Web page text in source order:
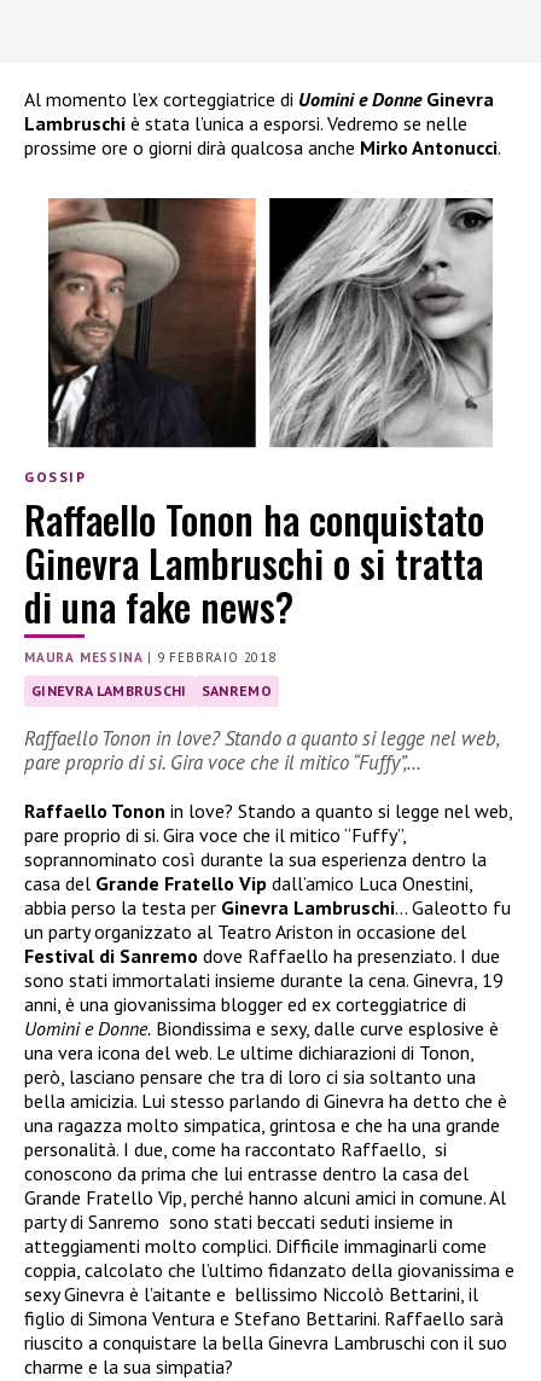
Al momento l’ex corteggiatrice di Uomini e Donne Ginevra
Lambruschi è stata l’unica a esporsi. Vedremo se nelle
prossime ore o giorni dirà qualcosa anche Mirko Antonucci.
GOSSIP
Raffaello Tonon ha conquistato
Ginevra Lambruschi o si tratta
di una fake news?
MAURA MESSINA | 9 FEBBRAIO 2018
GINEVRA LAMBRUSCHI SANREMO
Raffaello Tonon in love? Stando a quanto si legge nel web,
pare proprio di si. Gira voce che il mitico “Fuffy”,…
Raffaello Tonon in love? Stando a quanto si legge nel web,
pare proprio di si. Gira voce che il mitico “Fuffy”,
soprannominato così durante la sua esperienza dentro la
casa del Grande Fratello Vip dall’amico Luca Onestini,
abbia perso la testa per Ginevra Lambruschi… Galeotto fu
un party organizzato al Teatro Ariston in occasione del
Festival di Sanremo dove Raffaello ha presenziato. I due
sono stati immortalati insieme durante la cena. Ginevra, 19
anni, è una giovanissima blogger ed ex corteggiatrice di
Uomini e Donne. Biondissima e sexy, dalle curve esplosive è
una vera icona del web. Le ultime dichiarazioni di Tonon,
però, lasciano pensare che tra di loro ci sia soltanto una
bella amicizia. Lui stesso parlando di Ginevra ha detto che è
una ragazza molto simpatica, grintosa e che ha una grande
personalità. I due, come ha raccontato Raffaello, si
conoscono da prima che lui entrasse dentro la casa del
Grande Fratello Vip, perché hanno alcuni amici in comune. Al
party di Sanremo sono stati beccati seduti insieme in
atteggiamenti molto complici. Difficile immaginarli come
coppia, calcolato che l’ultimo fidanzato della giovanissima e
sexy Ginevra è l’aitante e bellissimo Niccolò Bettarini, il
figlio di Simona Ventura e Stefano Bettarini. Raffaello sarà
riuscito a conquistare la bella Ginevra Lambruschi con il suo
charme e la sua simpatia?